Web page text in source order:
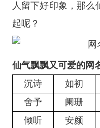
人留下好印象，那么
起呢？
仙气飘飘又可爱的网
沉诗
如初
舍予
阑珊
倾听
安颜